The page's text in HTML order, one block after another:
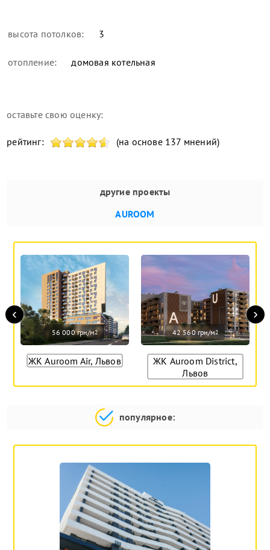
высота потолков: 3
отопление: домовая котельная
оставьте свою оценку:
рейтинг: (на основе 137 мнений)
другие проекты
AUROOM
56 000 грн/м2
ЖК Auroom Air, Львов
42 560 грн/м2
ЖК Auroom District,
Львов
‹ ›
популярное: